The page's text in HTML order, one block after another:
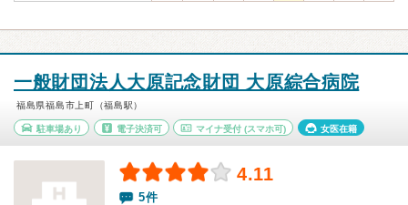
一般財団法人大原記念財団 大原綜合病院
福島県福島市上町（福島駅）
駐車場あり 電子決済可 マイナ受付 (スマホ可) 女医在籍
4.11
5件